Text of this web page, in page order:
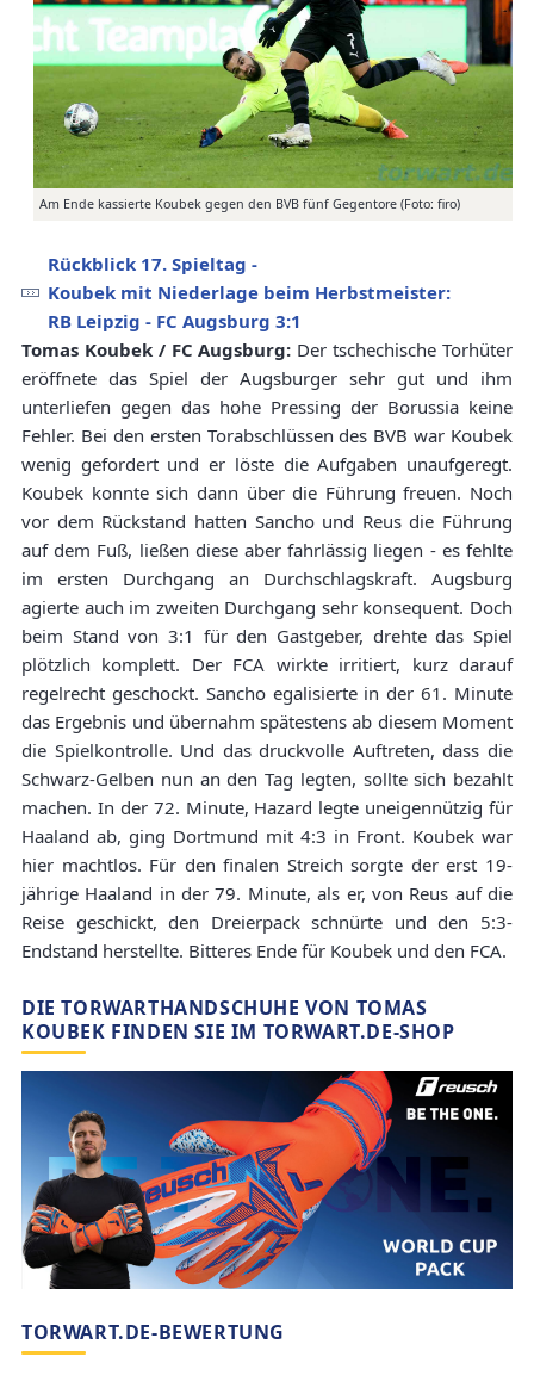
Am Ende kassierte Koubek gegen den BVB fünf Gegentore (Foto: firo)
Rückblick 17. Spieltag -
Koubek mit Niederlage beim Herbstmeister:
RB Leipzig - FC Augsburg 3:1
Tomas Koubek / FC Augsburg: Der tschechische Torhüter
eröffnete das Spiel der Augsburger sehr gut und ihm
unterliefen gegen das hohe Pressing der Borussia keine
Fehler. Bei den ersten Torabschlüssen des BVB war Koubek
wenig gefordert und er löste die Aufgaben unaufgeregt.
Koubek konnte sich dann über die Führung freuen. Noch
vor dem Rückstand hatten Sancho und Reus die Führung
auf dem Fuß, ließen diese aber fahrlässig liegen - es fehlte
im ersten Durchgang an Durchschlagskraft. Augsburg
agierte auch im zweiten Durchgang sehr konsequent. Doch
beim Stand von 3:1 für den Gastgeber, drehte das Spiel
plötzlich komplett. Der FCA wirkte irritiert, kurz darauf
regelrecht geschockt. Sancho egalisierte in der 61. Minute
das Ergebnis und übernahm spätestens ab diesem Moment
die Spielkontrolle. Und das druckvolle Auftreten, dass die
Schwarz-Gelben nun an den Tag legten, sollte sich bezahlt
machen. In der 72. Minute, Hazard legte uneigennützig für
Haaland ab, ging Dortmund mit 4:3 in Front. Koubek war
hier machtlos. Für den finalen Streich sorgte der erst 19-
jährige Haaland in der 79. Minute, als er, von Reus auf die
Reise geschickt, den Dreierpack schnürte und den 5:3-
Endstand herstellte. Bitteres Ende für Koubek und den FCA.
DIE TORWARTHANDSCHUHE VON TOMAS
KOUBEK FINDEN SIE IM TORWART.DE-SHOP
TORWART.DE-BEWERTUNG